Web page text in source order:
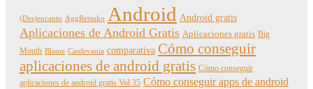
(Des)encanto AggRetsuko Android Android gratis
Aplicaciones de Android Gratis Aplicaciones gratis Big
Mouth Blame Castlevania comparativa Cómo conseguir
aplicaciones de android gratis Cómo conseguir
aplicaciones de android gratis Vol 35 Cómo conseguir apps de android